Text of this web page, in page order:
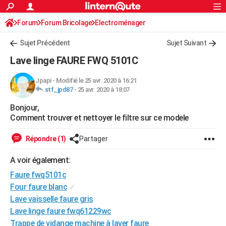
ACTUALITÉS
Politique
Société
Faits Divers
Education
Monde
Villes
+
FINANCE
Retraite
Impôts
Epargne
Immobilier
Risques naturels par ville
Banque
Assurance
Crédit
AUTO
Essais
Réserver un essai
Citadines
Berlines
SUV
Forum auto
+HIGH-TECH
Mobiles
Meilleur smartphone
Internet
Ordinateurs
Jeux vidéo
Guide high-tech
BRICOLAGE
WEEK-END
Guides de France
Escapades
Patrimoine
Expositions
Musées
Week-end nature
+LIFESTYLE
Art de vivre
Bien-être
Loisirs
ModeModes de vie
SANTE
Alimentation
Guide de la santé
Maladies
Médicaments
Sommeil
S'inscrire
Connexion
Forum Forum Bricolage Electroménager
Sujet Précédent Sujet Suivant
Lave linge FAURE FWQ 5101C
Jpapi- Modifié le 25 avr. 2020 à 16:21
stf_jpd87- 25 avr. 2020 à 18:07
Bonjour,
Comment trouver et nettoyer le filtre sur ce modele
Répondre (1) Partager
A voir également:
Faure fwq5101c
Four faure blanc ✓
Lave vaisselle faure gris
Lave linge faure fwq61229wc
Trappe de vidange machine à laver faure